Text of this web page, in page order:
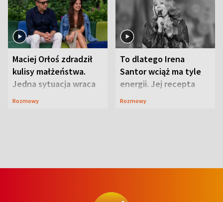
Maciej Orłoś zdradził
kulisy małżeństwa.
Jedna sytuacja wraca
jak bumerang
Rozmowy
To dlatego Irena
Santor wciąż ma tyle
energii. Jej recepta
jest zaskakująco
Rozmowy